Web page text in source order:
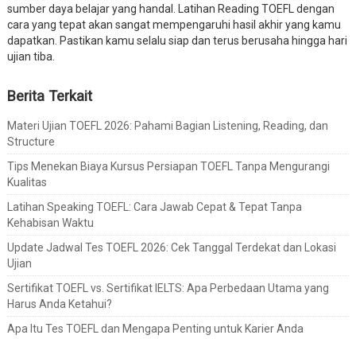
sumber daya belajar yang handal. Latihan Reading TOEFL dengan
cara yang tepat akan sangat mempengaruhi hasil akhir yang kamu
dapatkan. Pastikan kamu selalu siap dan terus berusaha hingga hari
ujian tiba.
Berita Terkait
Materi Ujian TOEFL 2026: Pahami Bagian Listening, Reading, dan
Structure
Tips Menekan Biaya Kursus Persiapan TOEFL Tanpa Mengurangi
Kualitas
Latihan Speaking TOEFL: Cara Jawab Cepat & Tepat Tanpa
Kehabisan Waktu
Update Jadwal Tes TOEFL 2026: Cek Tanggal Terdekat dan Lokasi
Ujian
Sertifikat TOEFL vs. Sertifikat IELTS: Apa Perbedaan Utama yang
Harus Anda Ketahui?
Apa Itu Tes TOEFL dan Mengapa Penting untuk Karier Anda